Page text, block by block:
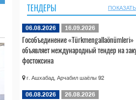
ТЕНДЕРЫ
06.08.2026 16.09.2026
Гособъединение «Türkmengallaönümleri»
объявляет международный тендер на
фостоксина
г. Ашхабад, Арчабил шаёлы 92
06.08.2026 26.08.2026